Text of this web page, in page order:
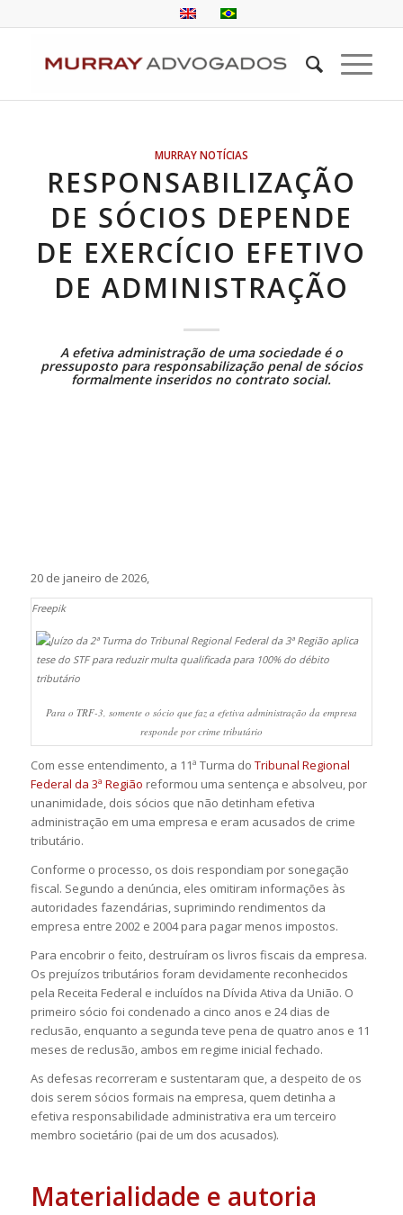
MURRAY NOTÍCIAS
RESPONSABILIZAÇÃO
DE SÓCIOS DEPENDE
DE EXERCÍCIO EFETIVO
DE ADMINISTRAÇÃO
A efetiva administração de uma sociedade é o
pressuposto para responsabilização penal de sócios
formalmente inseridos no contrato social.
20 de janeiro de 2026,
Freepik
Para o TRF-3, somente o sócio que faz a efetiva administração da empresa
responde por crime tributário
Com esse entendimento, a 11ª Turma do Tribunal Regional
Federal da 3ª Região reformou uma sentença e absolveu, por
unanimidade, dois sócios que não detinham efetiva
administração em uma empresa e eram acusados de crime
tributário.
Conforme o processo, os dois respondiam por sonegação
fiscal. Segundo a denúncia, eles omitiram informações às
autoridades fazendárias, suprimindo rendimentos da
empresa entre 2002 e 2004 para pagar menos impostos.
Para encobrir o feito, destruíram os livros fiscais da empresa.
Os prejuízos tributários foram devidamente reconhecidos
pela Receita Federal e incluídos na Dívida Ativa da União. O
primeiro sócio foi condenado a cinco anos e 24 dias de
reclusão, enquanto a segunda teve pena de quatro anos e 11
meses de reclusão, ambos em regime inicial fechado.
As defesas recorreram e sustentaram que, a despeito de os
dois serem sócios formais na empresa, quem detinha a
efetiva responsabilidade administrativa era um terceiro
membro societário (pai de um dos acusados).
Materialidade e autoria